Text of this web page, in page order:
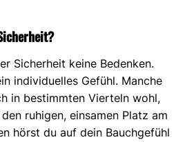
Sicherheit keine Bedenken.
individuelles Gefühl. Manche
in bestimmten Vierteln wohl,
ruhigen, einsamen Platz am
hörst du auf dein Bauchgefühl